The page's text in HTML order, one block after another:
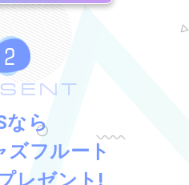
なら
ズフルート
レゼント!